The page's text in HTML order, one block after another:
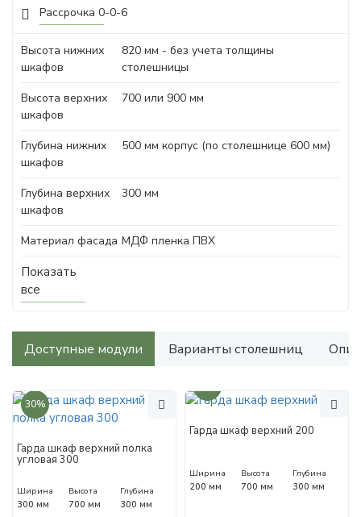
Рассрочка 0-0-6
Высота нижних
шкафов
820 мм - без учета толщины
столешницы
Высота верхних
шкафов
700 или 900 мм
Глубина нижних
шкафов
500 мм корпус (по столешнице 600 мм)
Глубина верхних
шкафов
300 мм
Материал фасада МДФ пленка ПВХ
Показать
все
Доступные модули Варианты столешниц
30%
Гарда шкаф верхний полка
угловая 300
Ширина
300 мм
Высота
700 мм
Глубина
300 мм
Гарда шкаф верхний 200
Ширина
200 мм
Высота
700 мм
Глубина
300 мм